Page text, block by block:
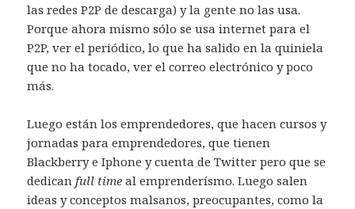
las redes P2P de descarga) y la gente no las usa.
Porque ahora mismo sólo se usa internet para el
P2P, ver el periódico, lo que ha salido en la quiniela
que no ha tocado, ver el correo electrónico y poco
más.
Luego están los emprendedores, que hacen cursos y
jornadas para emprendedores, que tienen
Blackberry e Iphone y cuenta de Twitter pero que se
dedicanfull time al emprenderísmo. Luego salen
ideas y conceptos malsanos, preocupantes, como la